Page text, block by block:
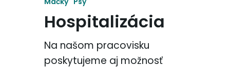
Hospitalizácia
Na našom pracovisku
poskytujeme aj možnosť